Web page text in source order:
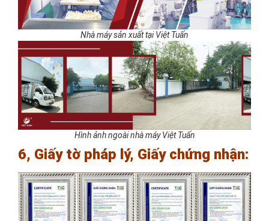
Nhà máy sản xuất tại Việt Tuấn
Hình ảnh ngoài nhà máy Việt Tuấn
6, Giấy tờ pháp lý, Giấy chứng nhận: